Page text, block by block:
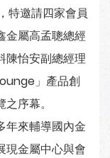
特邀請四家會員
金屬高孟聰總經
陳怡安副總經理
」產品創
序幕。
年來輔導國內金
現金屬中心與會